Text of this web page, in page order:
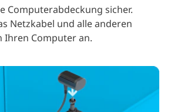
Computerabdeckung sicher.
Netzkabel und alle anderen
Ihren Computer an.